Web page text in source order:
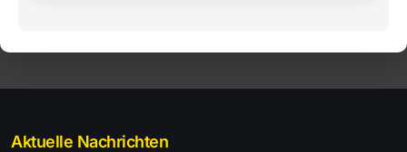
Aktuelle Nachrichten